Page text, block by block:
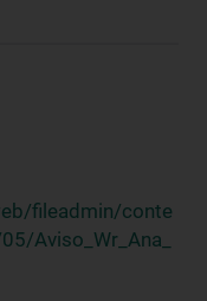
fileadmin/conte
Aviso_Wr_Ana_